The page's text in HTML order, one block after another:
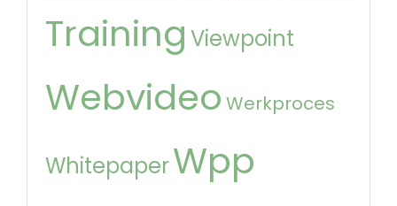
Training Viewpoint
Webvideo Werkproces
WhitepaperWpp